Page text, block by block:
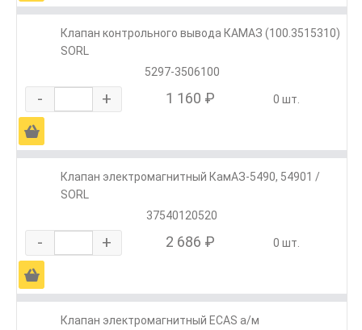
Клапан контрольного вывода КАМАЗ (100.3515310)
SORL
5297-3506100
- + 1 160 ₽ 0 шт.
Ä
Клапан электромагнитный КамАЗ-5490, 54901 /
SORL
37540120520
- + 2 686 ₽ 0 шт.
Ä
Клапан электромагнитный ECAS а/м